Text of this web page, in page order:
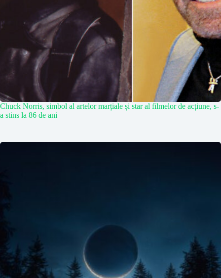
Chuck Norris, simbol al artelor marțiale și star al filmelor de acțiune, s-
a stins la 86 de ani